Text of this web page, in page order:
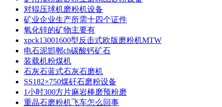
对辊压球机磨粉机设备
矿业企业生产所需十四个证件
氧化锌的矿物主要有
xpck13001600型反击式欧版磨粉机MTW
电石泥邯郸ch碳酸钙矿石
装载机粉煤机
石灰石蓝式石灰石磨机
SS182×750煤矸石磨粉设备
1小时300方片麻岩棒磨预粉磨
重晶石磨粉机飞车怎么回事